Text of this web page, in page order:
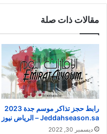
مقالات ذات صلة
رابط حجز تذاكر موسم جدة 2023
Jeddahseason.sa – الرياض نيوز
ديسمبر 30, 2022